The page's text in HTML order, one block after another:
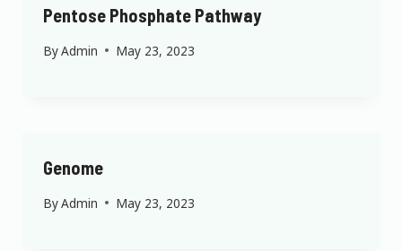
Pentose Phosphate Pathway
ByAdmin May 23, 2023
Genome
ByAdmin May 23, 2023